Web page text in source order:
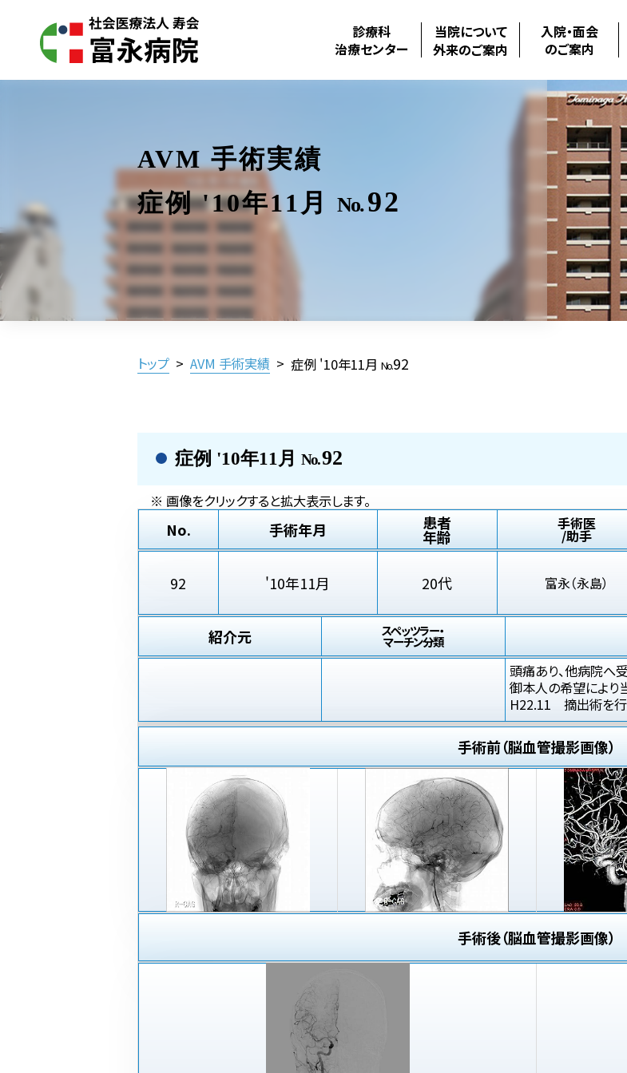
診療科
治療センター
当院について
外来のご案内
入院・面会
のご案内
AVM 手術実績
症例 '10年11月
No.92
トップ > AVM 手術実績 > 症例 '10年11月No.92
症例 '10年11月 No.92
※ 画像をクリックすると拡大表示します。
No. 手術年月 患者
年齢
手術医
/助手
92 '10年11月 20代 富永（永島）
紹介元
スペッツラー・
マーチン分類
頭痛あり、他病院へ
御本人の希望により
H22.11 摘出術を行
手術前（脳血管撮影画像）
手術後（脳血管撮影画像）